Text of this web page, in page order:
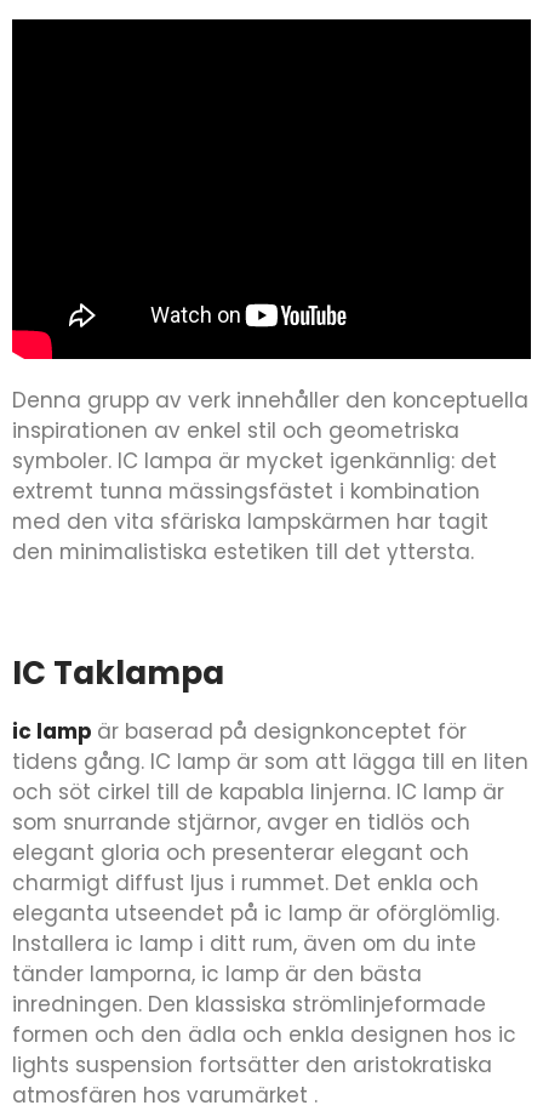
Denna grupp av verk innehåller den konceptuella
inspirationen av enkel stil och geometriska
symboler. IC lampa är mycket igenkännlig: det
extremt tunna mässingsfästet i kombination
med den vita sfäriska lampskärmen har tagit
den minimalistiska estetiken till det yttersta.
IC Taklampa
ic lamp är baserad på designkonceptet för
tidens gång. IC lamp är som att lägga till en liten
och söt cirkel till de kapabla linjerna. IC lamp är
som snurrande stjärnor, avger en tidlös och
elegant gloria och presenterar elegant och
charmigt diffust ljus i rummet. Det enkla och
eleganta utseendet på ic lamp är oförglömlig.
Installera ic lamp i ditt rum, även om du inte
tänder lamporna, ic lamp är den bästa
inredningen. Den klassiska strömlinjeformade
formen och den ädla och enkla designen hos ic
lights suspension fortsätter den aristokratiska
atmosfären hos varumärket .